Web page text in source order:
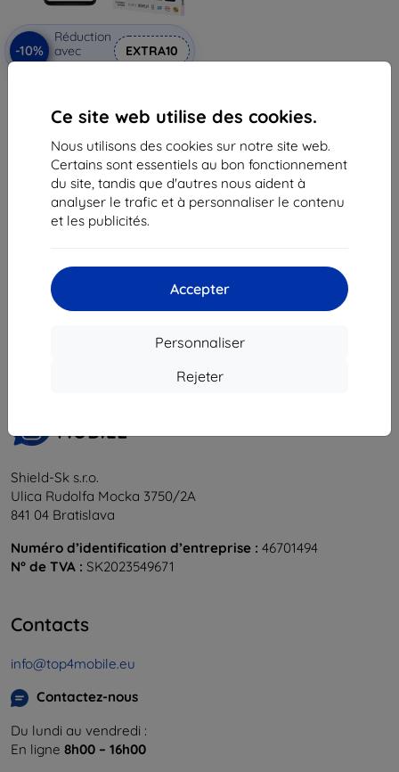
Ce site web utilise des cookies.
Nous utilisons des cookies sur notre site web.
Certains sont essentiels au bon fonctionnement
du site, tandis que d'autres nous aident à
analyser le trafic et à personnaliser le contenu
et les publicités.
Accepter
Personnaliser
Rejeter
-10%
Réduction
avec
coupon
EXTRA10
Asus Zenfone Max M2
10,72 €
En stock > 5 pièces
du total
Shield-Sk s.r.o.
Ulica Rudolfa Mocka 3750/2A
841 04 Bratislava
Numéro d’identification d’entreprise : 46701494
N° de TVA : SK2023549671
Contacts
info@top4mobile.eu
Contactez-nous
Du lundi au vendredi :
En ligne 8h00 – 16h00